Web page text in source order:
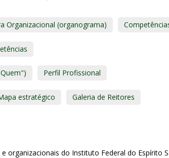
Organizacional (organograma)
Perfil Profissional
estratégico Galeria de Reitores
organizacionais do Instituto Federal do Espírito